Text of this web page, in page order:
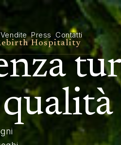
Vendite Press Contatti
Hospitality